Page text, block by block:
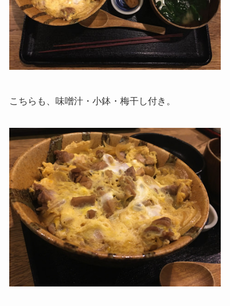
こちらも、味噌汁・小鉢・梅干し付き。